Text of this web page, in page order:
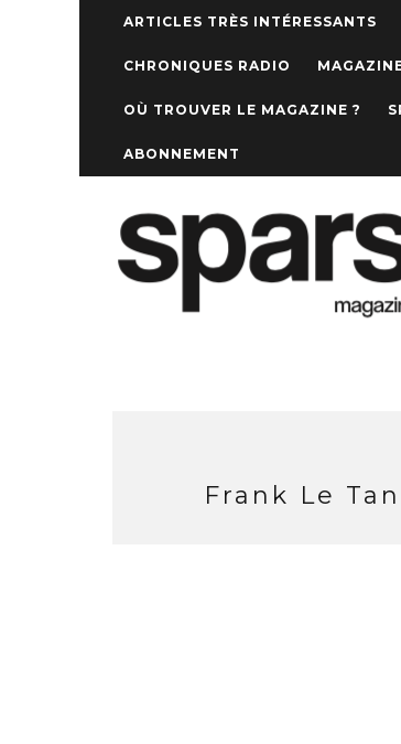
ARTICLES TRÈS INTÉRESSANTS
CHRONIQUES RADIO
OÙ TROUVER LE MAGAZINE ?
ABONNEMENT
Frank Le